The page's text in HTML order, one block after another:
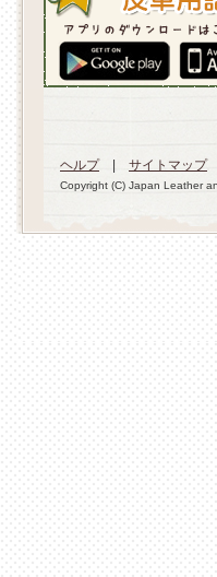
ヘルプ| サイトマップ
Copyright (C) Japan Leather